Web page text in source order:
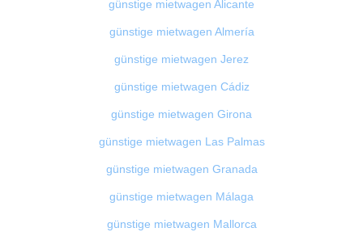
günstige mietwagen Alicante
günstige mietwagen Almería
günstige mietwagen Jerez
günstige mietwagen Cádiz
günstige mietwagen Girona
günstige mietwagen Las Palmas
günstige mietwagen Granada
günstige mietwagen Málaga
günstige mietwagen Mallorca